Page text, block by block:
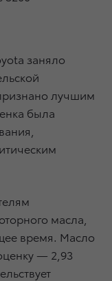
заняло
лучшим
была
масла,
время. Масло
— 2,93